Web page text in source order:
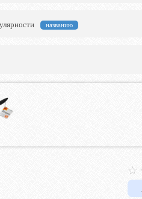
названию